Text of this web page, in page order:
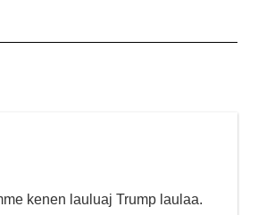
kenen lauluaj Trump laulaa.